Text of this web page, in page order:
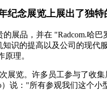
念展览上展出了独
的展品，并在 "Radcom.
识的提高以及公司的现
理。
展览。许多员工参与了收
说："所有参观我们这个